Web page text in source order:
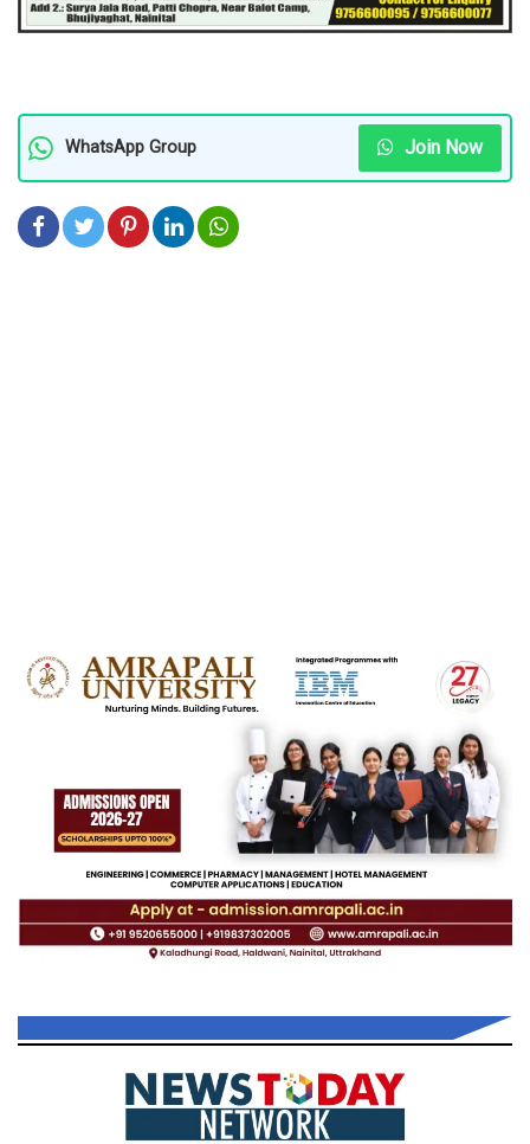
WhatsApp Group Join Now